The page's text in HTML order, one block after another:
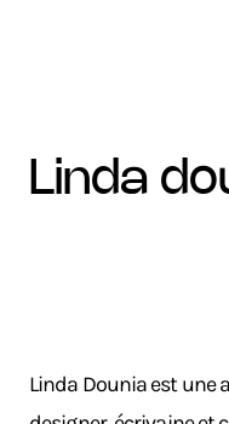
linda
Linda Dounia est une